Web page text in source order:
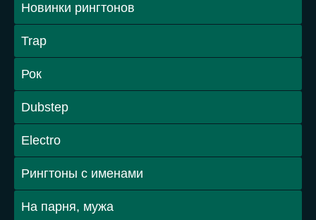
Новинки рингтонов
Trap
Рок
Dubstep
Electro
Рингтоны с именами
На парня, мужа